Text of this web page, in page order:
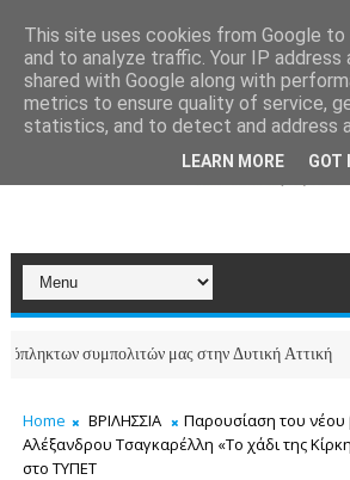
συμπολιτών μας στην Δυτική Αττική
Home ΒΡΙΛΗΣΣΙΑ
Παρουσίαση του νέου
Αλέξανδρου Τσαγκαρέλλη «Το χάδι της
στο ΤΥΠΕΤ
This site uses cookies from Google
and to analyze traffic. Your IP address
shared with Google along with
metrics to ensure quality of service,
statistics, and to detect and address
LEARN MORE GOT